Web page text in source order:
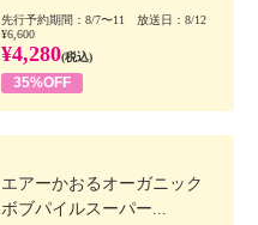
先行予約期間：8/7〜11 放送日：8/12
¥6,600
¥4,280(税込)
35%OFF
エアーかおるオーガニック
ボブパイルスーパー...